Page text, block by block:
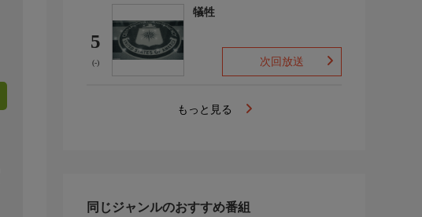
5
(-)
犠牲
次回放送
もっと見る
同じジャンルのおすすめ番組